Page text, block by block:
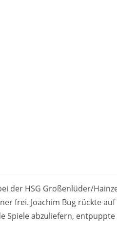
der HSG Großenlüder/
frei. Joachim Bug rückte
abzuliefern,